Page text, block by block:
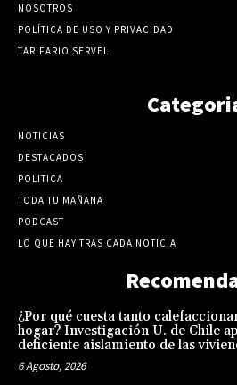
NOSOTROS
POLÍTICA DE USO Y PRIVACIDAD
TARIFARIO SERVEL
NOTICIAS
DESTACADOS
POLITICA
TODA TU MAÑANA
PODCAST
LO QUE HAY TRAS CADA NOTICIA
¿Por qué cuesta tanto
hogar? Investigación U. de Chile
deficiente aislamiento de las
6 Agosto, 2026